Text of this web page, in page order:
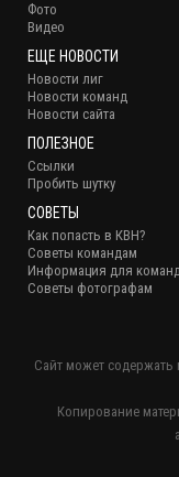
Фото
Видео
ЕЩЕ НОВОСТИ
Новости лиг
Новости команд
Новости сайта
ПОЛЕЗНОЕ
Ссылки
Пробить шутку
СОВЕТЫ
Как попасть в КВН?
Советы командам
Информация для
Советы фотографам
Сайт может
Копирование